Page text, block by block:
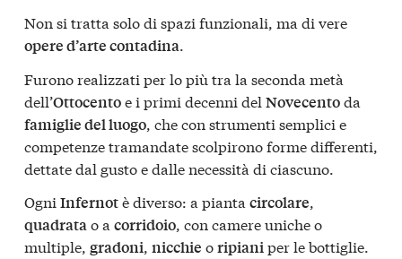
Non si tratta solo di spazi funzionali, ma di vere
opere d’arte contadina.
Furono realizzati per lo più tra la seconda metà
dell’Ottocentoe i primi decenni del Novecentoda
famiglie del luogo, che con strumenti semplici e
competenze tramandate scolpirono forme differenti,
dettate dal gusto e dalle necessità di ciascuno.
Ogni Infernotè diverso: a pianta circolare,
quadratao a corridoio, con camere uniche o
multiple, gradoni, nicchie oripianiper le bottiglie.